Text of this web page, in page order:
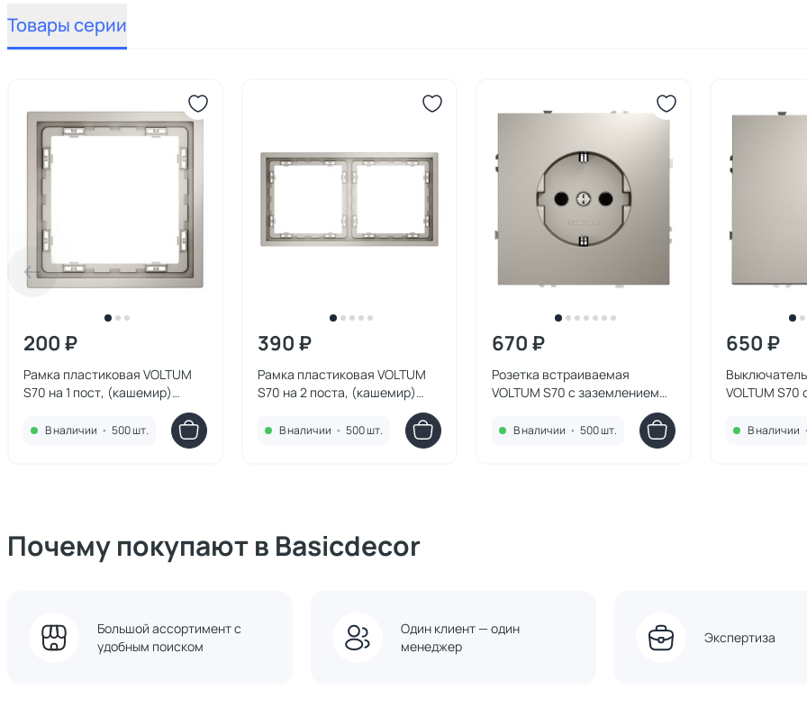
Товары серии
200 ₽
Рамка пластиковая VOLTUM
S70 на 1 пост, (кашемир)
В наличии • 500 шт.
390 ₽
Рамка пластиковая VOLTUM
S70 на 2 поста, (кашемир)
В наличии • 500 шт.
670 ₽
Розетка встраиваемая
VOLTUM S70 с заземлением
16А, (кашемир) VLS040103
В наличии • 500 шт.
650 ₽
VOLTUM
В наличии •
Почему покупают в Basicdecor
Большой ассортимент с
удобным поиском
Один клиент — один
менеджер
Экспертиза